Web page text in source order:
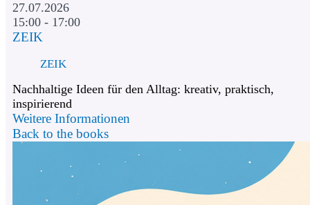
27.07.2026
15:00 - 17:00
ZEIK
ZEIK
Nachhaltige Ideen für den Alltag: kreativ, praktisch,
inspirierend
Weitere Informationen
Back to the books